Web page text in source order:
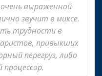
выраженной
звучит в миксе.
трудности в
привыкших
перегруз, либо